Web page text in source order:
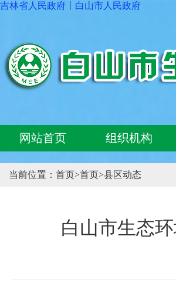
吉林省人民政府 白山市人民政府
网站首页 组织机构
当前位置： 首页>首页>县区动态
白山市生态